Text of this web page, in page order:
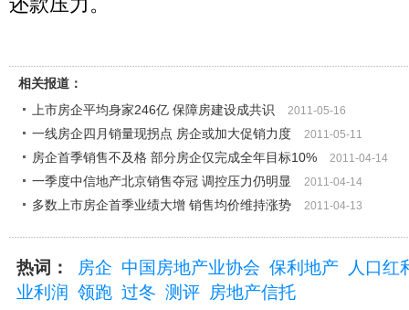
相关报道：
上市房企平均身家246亿 保障房建设成共识
2011-05-16
一线房企四月销量现拐点 房企或加大促销力度 2011-05-11
房企首季销售不及格 部分房企仅完成全年目标10% 2011-04-14
一季度中信地产北京销售夺冠 调控压力仍明显 2011-04-14
多数上市房企首季业绩大增 销售均价维持涨势 2011-04-13
热词： 房企 中国房地产业协会 保利地产
人口红
业利润
领跑 过冬 测评 房地产信托